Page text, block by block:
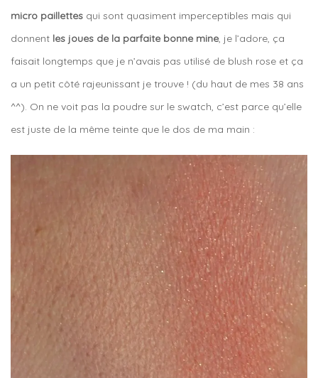
micro paillettes qui sont quasiment imperceptibles mais qui
donnent les joues de la parfaite bonne mine, je l’adore, ça
faisait longtemps que je n’avais pas utilisé de blush rose et ça
a un petit côté rajeunissant je trouve ! (du haut de mes 38 ans
^^). On ne voit pas la poudre sur le swatch, c’est parce qu’elle
est juste de la même teinte que le dos de ma main :